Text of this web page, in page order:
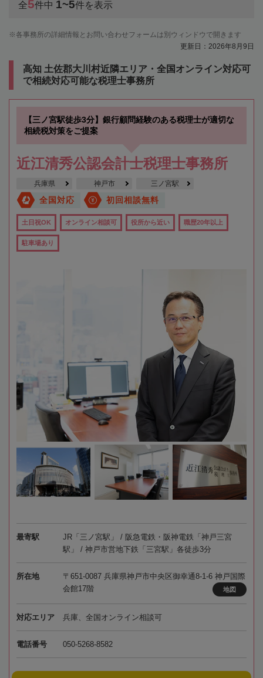
全5件中 1~5件を表示
各事務所の詳細情報とお問い合わせフォームは別ウィンドウで開きます
更新日：2026年8月9日
高知 土佐郡大川村近隣エリア・全国オンライン対応可
で相続対応可能な税理士事務所
【三ノ宮駅徒歩3分】銀行顧問経験のある税理士が適切な
相続税対策をご提案
近江清秀公認会計士税理士事務所
兵庫県 神戸市 三ノ宮駅
全国対応 初回相談無料
土日祝OK オンライン相談可 役所から近い 職歴20年以上
駐車場あり
最寄駅
JR「三ノ宮駅」 / 阪急電鉄・阪神電鉄「神戸三宮
駅」 / 神戸市営地下鉄「三宮駅」各徒歩3分
所在地
〒651-0087 兵庫県神戸市中央区御幸通8-1-6 神戸国際
会館17階
地図
対応エリア 兵庫、全国オンライン相談可
電話番号 050-5268-8582